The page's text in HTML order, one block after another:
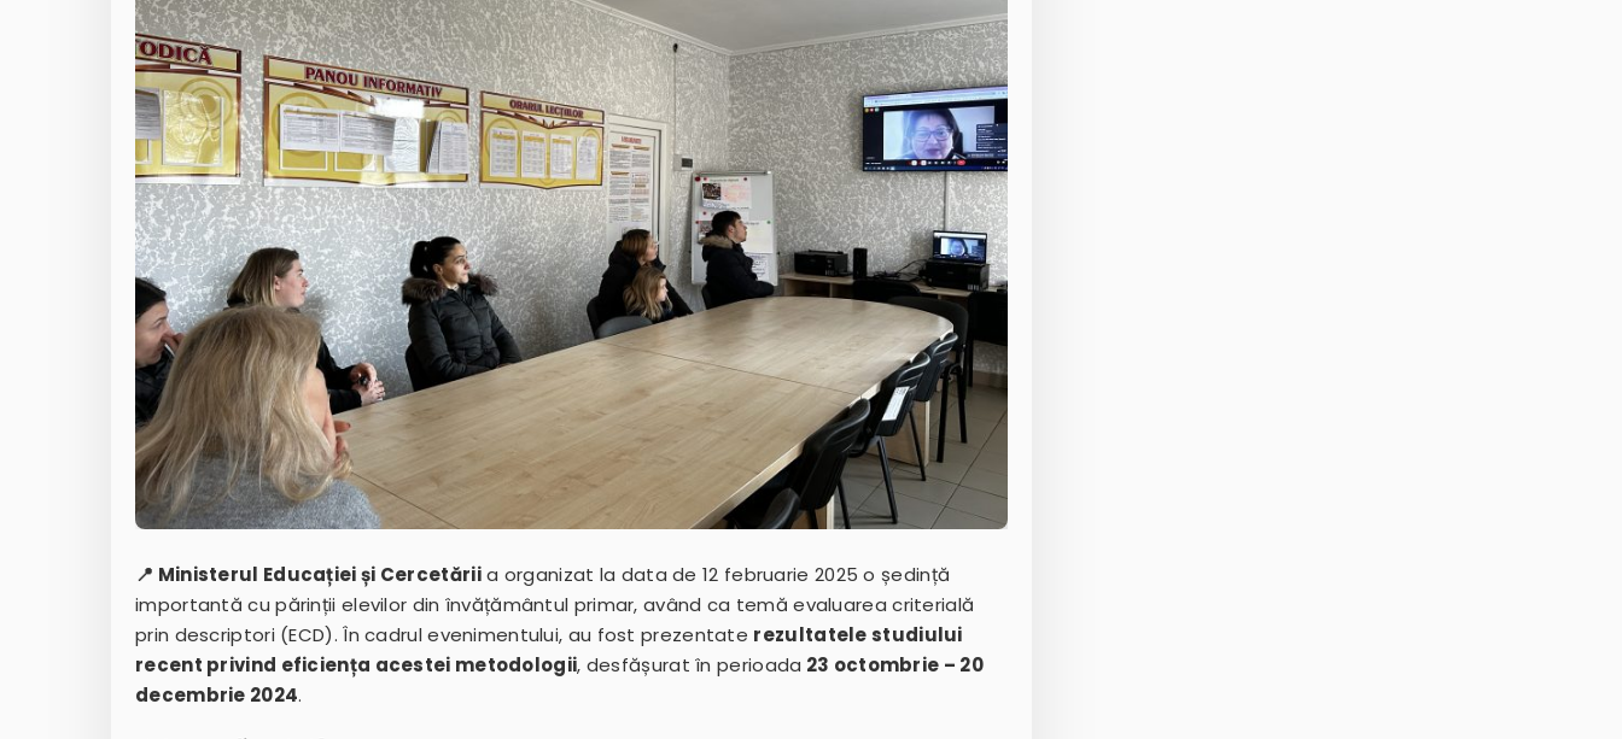
📍 Ministerul Educației și Cercetăriia organizat la data de 12 februarie 2025 o ședință
importantă cu părinții elevilor din învățământul primar, având ca temă evaluarea criterială
prin descriptori (ECD). În cadrul evenimentului, au fost prezentate rezultatele studiului
recent privind eficiența acestei metodologii, desfășurat în perioada 23 octombrie – 20
decembrie 2024.